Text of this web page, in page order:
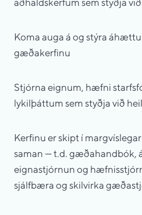
Koma auga á og stýra
gæðakerfinu
Stjórna eignum, hæfni
lykilþáttum sem styðja við
Kerfinu er skipt í
saman — t.d.
eignastjórnun og
sjálfbæra og skilvirka